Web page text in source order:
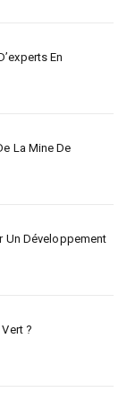
En
La Mine De
Un Développement
?